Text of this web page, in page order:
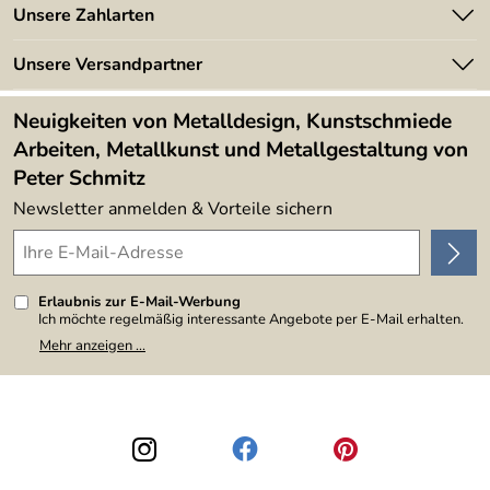
Kundeninformationen
Newsletter
Lieferbedingungen
Angebote
Kundenbewertungen (394)
4,9/5
Unsere Zahlarten
Unsere Versandpartner
Neuigkeiten von Metalldesign, Kunstschmiede
Arbeiten, Metallkunst und Metallgestaltung von
Peter Schmitz
Newsletter anmelden & Vorteile sichern
Erlaubnis zur E-Mail-Werbung
Ich möchte regelmäßig interessante Angebote per E-Mail erhalten.
Meine E-Mail-Adresse wird nicht an andere Unternehmen
weitergegeben. Zu statistischen Zwecken wird in anonymer Form
den Link "Abmelden" am Ende des Newsletters anklicke. Die
Datenschutzerklärung
habe ich zur Kenntnis genommen.
Mehr anzeigen ...